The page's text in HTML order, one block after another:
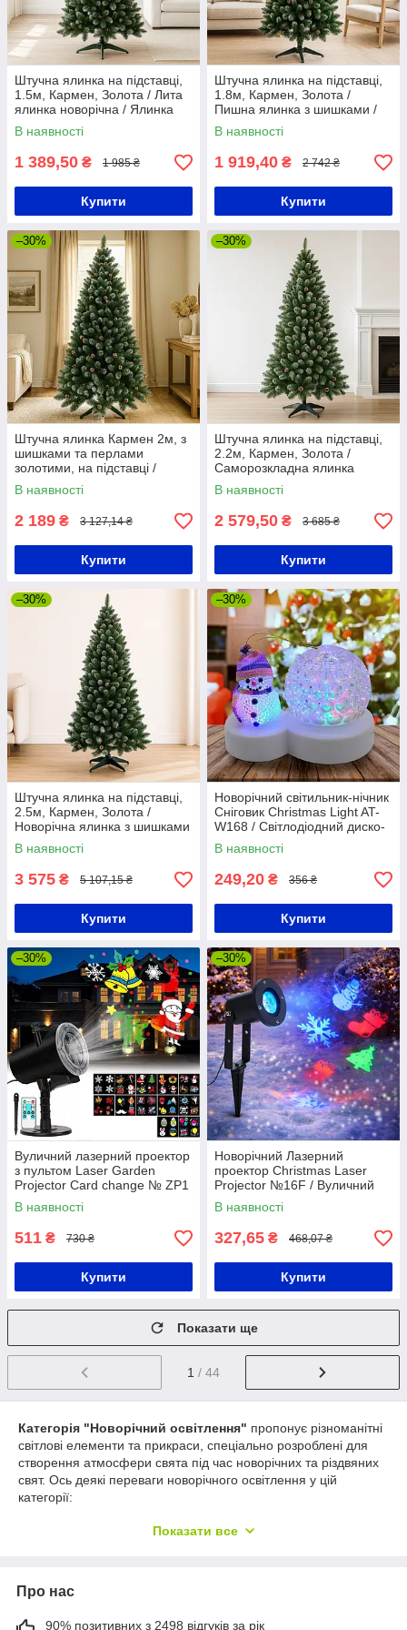
Штучна ялинка на підставці,
1.5м, Кармен, Золота / Лита
ялинка новорічна / Ялинка
пишна
В наявності
1 389,50 ₴ 1 985 ₴
Купити
Штучна ялинка на підставці,
1.8м, Кармен, Золота /
Пишна ялинка з шишками /
Лита новорічна ялинка
В наявності
1 919,40 ₴ 2 742 ₴
Купити
–30%
Штучна ялинка Кармен 2м, з
шишками та перлами
золотими, на підставці /
Ялинка новорічна / Пишна
ялинка
В наявності
2 189 ₴ 3 127,14 ₴
Купити
–30%
Штучна ялинка на підставці,
2.2м, Кармен, Золота /
Саморозкладна ялинка
пишна / Лита новорічна
ялинка
В наявності
2 579,50 ₴ 3 685 ₴
Купити
–30%
Штучна ялинка на підставці,
2.5м, Кармен, Золота /
Новорічна ялинка з шишками
/ Лита ялинка пишна
В наявності
3 575 ₴ 5 107,15 ₴
Купити
–30%
Новорічний світильник-нічник
Сніговик Christmas Light AT-
W168 / Світлодіодний диско-
куля
В наявності
249,20 ₴ 356 ₴
Купити
–30%
Вуличний лазерний проектор
з пультом Laser Garden
Projector Card change № ZP1
12 слайдів / Новорічний
проектор
В наявності
511 ₴ 730 ₴
Купити
–30%
Новорічний Лазерний
проектор Christmas Laser
Projector №16F / Вуличний
портативний проектор
В наявності
327,65 ₴ 468,07 ₴
Купити
Показати ще
1 / 44
Категорія "Новорічний освітлення" пропонує різноманітні
світлові елементи та прикраси, спеціально розроблені для
створення атмосфери свята під час новорічних та різдвяних
свят. Ось деякі переваги новорічного освітлення у цій
категорії:
освітлення" представлений широкий вибір світлових
елементи, які підходять вашому стилю та
атмосферу.
Показати все
Про нас
90% позитивних з 2498 відгуків за рік